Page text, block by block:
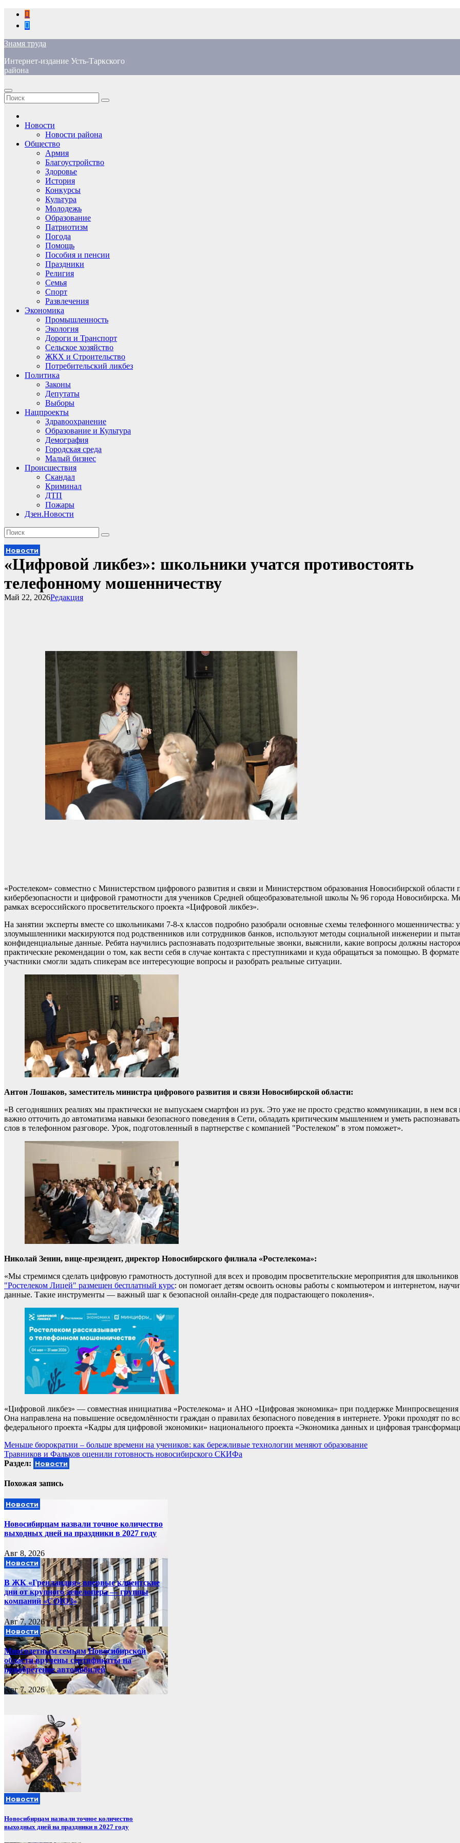
Перейти
содержимому
Знамя труда
Интернет-издание Усть-Таркского
района
Новости
Новости района
Общество
Армия
Благоустройство
Здоровье
История
Конкурсы
Культура
Молодежь
Образование
Патриотизм
Погода
Помощь
Пособия и пенсии
Праздники
Религия
Семья
Спорт
Развлечения
Экономика
Промышленность
Экология
Дороги и Транспорт
Сельское хозяйство
ЖКХ и Строительство
Потребительский ликбез
Политика
Законы
Депутаты
Выборы
Нацпроекты
Здравоохранение
Образование и Культура
Демография
Городская среда
Малый бизнес
Происшествия
Скандал
Криминал
ДТП
Пожары
Дзен.Новости
Новости
«Цифровой ликбез»: школьники учатся противостоять
телефонному мошенничеству
Редакция
Май 22, 2026
«Ростелеком» совместно с Министерством цифрового развития и связи и Министерством образования Новосибирской
кибербезопасности и цифровой грамотности для учеников Средней общеобразовательной школы № 96 города Новосибирска.
рамках всероссийского просветительского проекта «Цифровой ликбез».
На занятии эксперты вместе со школьниками 7-8-х классов подробно разобрали основные схемы телефонного мошенничества:
злоумышленники маскируются под родственников или сотрудников банков, используют методы социальной инженерии и
конфиденциальные данные. Ребята научились распознавать подозрительные звонки, выяснили, какие вопросы должны
практические рекомендации о том, как вести себя в случае контакта с преступниками и куда обращаться за помощью. В
участники смогли задать спикерам все интересующие вопросы и разобрать реальные ситуации.
Антон Лошаков, заместитель министра цифрового развития и связи Новосибирской области:
«В сегодняшних реалиях мы практически не выпускаем смартфон из рук. Это уже не просто средство коммуникации, в нем
важно отточить до автоматизма навыки безопасного поведения в Сети, обладать критическим мышлением и уметь
слов в телефонном разговоре. Урок, подготовленный в партнерстве с компанией "Ростелеком" в этом поможет».
Николай Зенин, вице-президент, директор Новосибирского филиала «Ростелекома»:
«Мы стремимся сделать цифровую грамотность доступной для всех и проводим просветительские мероприятия для
"Ростелеком Лицей" размещен бесплатный курс: он помогает детям освоить основы работы с компьютером и интернетом,
данные. Такие инструменты — важный шаг к безопасной онлайн-среде для подрастающего поколения».
«Цифровой ликбез» — совместная инициатива «Ростелекома» и АНО «Цифровая экономика» при поддержке
Она направлена на повышение осведомлённости граждан о правилах безопасного поведения в интернете. Уроки проходят по
федерального проекта «Кадры для цифровой экономики» национального проекта «Экономика данных и цифровая
Навигация
по
Меньше бюрократии – больше времени на учеников: как бережливые технологии меняют образование
Травников и Фальков оценили готовность новосибирского СКИФа
Раздел: Новости
Похожая запись
Новости
Новосибирцам назвали точное количество
выходных дней на праздники в 2027 году
Авг 8, 2026
Новости
В ЖК «Гренландия» впервые клиентские
дни от крупного девелопера — группы
компаний «СОЮЗ»
Авг 7, 2026
Новости
Многодетным семьям Новосибирской
области вручены сертификаты на
приобретение автомобилей
Авг 7, 2026
Новости
Новосибирцам назвали точное количество
выходных дней на праздники в 2027 году